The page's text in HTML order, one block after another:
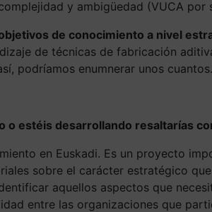
y ambigüedad (VUCA por
de conocimiento a nivel
de técnicas de fabricación
podríamos enumnerar unos cuantos.
estéis desarrollando resaltarías
en Euskadi. Es un proyecto
sobre el carácter estratégico
aquellos aspectos que
entre las organizaciones que